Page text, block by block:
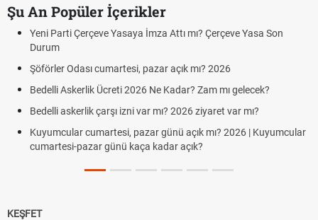
Şu An Popüler İçerikler
Yeni Parti Çerçeve Yasaya İmza Attı mı? Çerçeve Yasa Son
Durum
Şöförler Odası cumartesi, pazar açık mı? 2026
Bedelli Askerlik Ücreti 2026 Ne Kadar? Zam mı gelecek?
Bedelli askerlik çarşı izni var mı? 2026 ziyaret var mı?
Kuyumcular cumartesi, pazar günü açık mı? 2026 | Kuyumcular
cumartesi-pazar günü kaça kadar açık?
KEŞFET